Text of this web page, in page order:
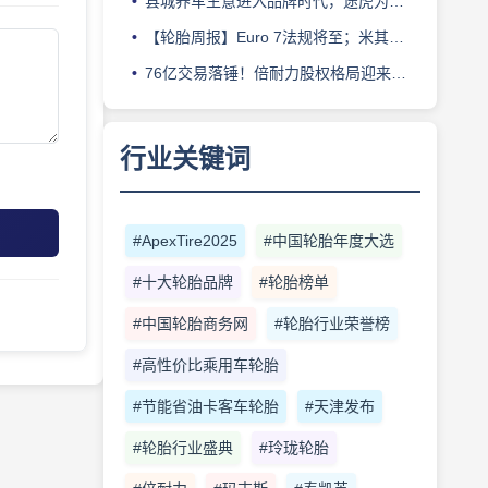
【轮胎周报】Euro 7法规将至；米其林上半年营收超千亿；倍耐力上半年盈利稳增；龙星炭黑斩获欧洲近万吨订单
76亿交易落锤！倍耐力股权格局迎来重塑
行业关键词
#ApexTire2025 #中国轮胎年度大选
#十大轮胎品牌 #轮胎榜单
#中国轮胎商务网 #轮胎行业荣誉榜
#高性价比乘用车轮胎
#节能省油卡客车轮胎 #天津发布
#轮胎行业盛典 #玲珑轮胎